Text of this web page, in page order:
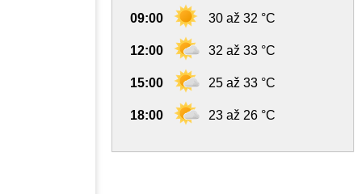
09:00 30 až 32 °C
12:00 32 až 33 °C
15:00 25 až 33 °C
18:00 23 až 26 °C